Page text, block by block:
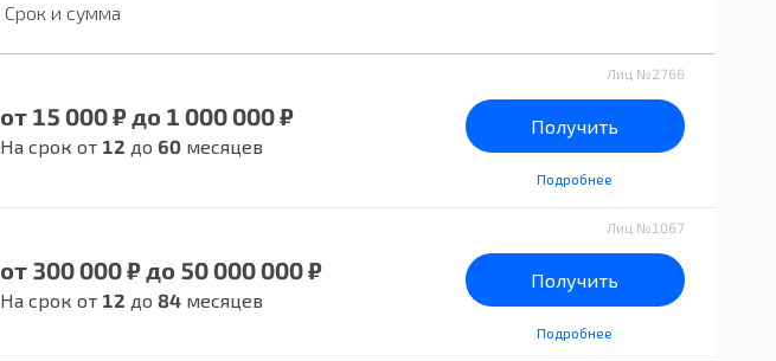
Срок и сумма
от 15 000 ₽ до 1 000 000 ₽
На срок от 12 до 60месяцев
Лиц №2766
Получить
Подробнее
от 300 000 ₽ до 50 000 000 ₽
На срок от 12 до 84месяцев
Лиц №1067
Получить
Подробнее